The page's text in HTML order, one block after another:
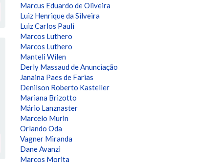
Marcus Eduardo de Oliveira
Luiz Henrique da Silveira
Luiz Carlos Pauli
Marcos Luthero
Marcos Luthero
Manteli Wilen
Derly Massaud de Anunciação
Janaina Paes de Farias
Denilson Roberto Kasteller
Mariana Brizotto
Mário Lanznaster
Marcelo Murin
Orlando Oda
Vagner Miranda
Dane Avanzi
Marcos Morita